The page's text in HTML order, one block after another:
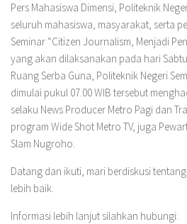
Pers Mahasiswa Dimensi, Politeknik
seluruh mahasiswa, masyarakat, serta
Seminar “Citizen Journalism, Menjadi
yang akan dilaksanakan pada hari
Ruang Serba Guna, Politeknik Negeri
dimulai pukul 07.00 WIB tersebut
selaku News Producer Metro Pagi dan
program Wide Shot Metro TV, juga
Slam Nugroho.
Datang dan ikuti, mari berdiskusi
lebih baik.
Informasi lebih lanjut silahkan hubungi: